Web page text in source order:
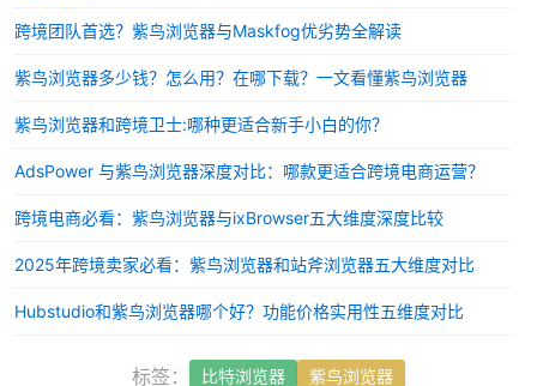
跨境团队首选？紫鸟浏览器与Maskfog优劣势全解读
紫鸟浏览器多少钱？怎么用？在哪下载？一文看懂紫鸟浏览器
紫鸟浏览器和跨境卫士:哪种更适合新手小白的你？
AdsPower 与紫鸟浏览器深度对比：哪款更适合跨境电商运营？
跨境电商必看：紫鸟浏览器与ixBrowser五大维度深度比较
2025年跨境卖家必看：紫鸟浏览器和站斧浏览器五大维度对比
Hubstudio和紫鸟浏览器哪个好？功能价格实用性五维度对比
标签： 比特浏览器 紫鸟浏览器